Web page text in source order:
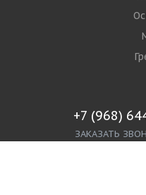
+7 (968)
ЗАКАЗАТЬ